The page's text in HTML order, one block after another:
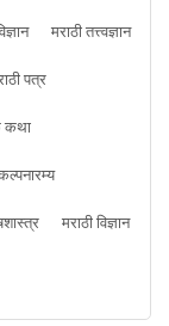
मराठी तत्त्वज्ञान
पत्र
कथा
मराठी विज्ञान